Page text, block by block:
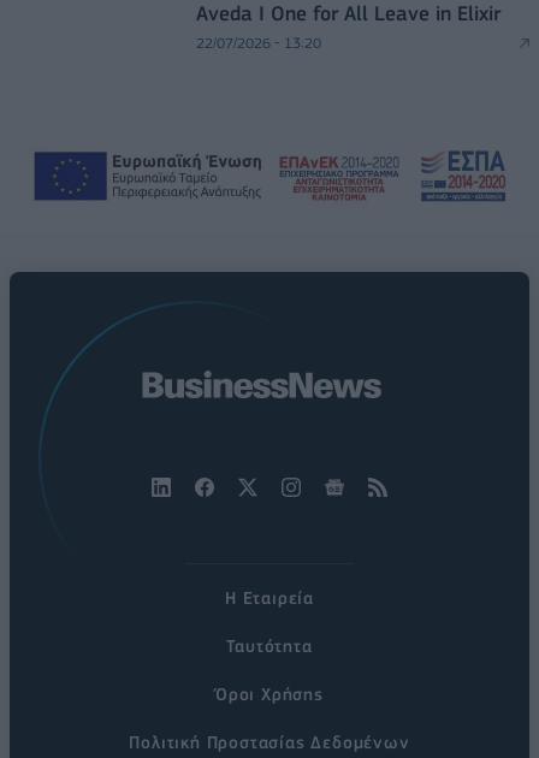
Aveda I One for All Leave in Elixir
22/07/2026 - 13:20
Η Εταιρεία
Ταυτότητα
Όροι Χρήσης
Πολιτική Προστασίας Δεδομένων